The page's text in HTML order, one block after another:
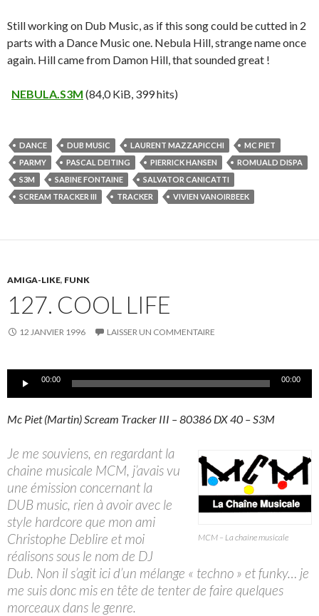
Still working on Dub Music, as if this song could be cutted in 2
parts with a Dance Music one. Nebula Hill, strange name once
again. Hill came from Damon Hill, that sounded great !
NEBULA.S3M (84,0 KiB, 399 hits)
DANCE DUB MUSIC LAURENT MAZZAPICCHI
MC PIET
PARMY
PASCAL DEITING PIERRICK HANSEN
ROMUALD DISPA
S3M
SABINE FONTAINE
SALVATOR CANICATTI
SCREAM TRACKER III
TRACKER VIVIEN VANOIRBEEK
AMIGA-LIKE, FUNK
127. COOL LIFE
12 JANVIER 1996 LAISSER UN COMMENTAIRE
Lecteur00:00 00:00
Mc Piet (Martin) Scream Tracker III – 80386 DX 40 – S3M
MCM – La chaine musicale
Je me souviens, en regardant la
chaine musicale MCM, j’avais vu
une émission concernant la
DUB music, rien à avoir avec le
style hardcore que mon ami
Christophe Deblire et moi
réalisons sous le nom de DJ
Dub. Non il s’agit ici d’un mélange « techno » et funky… je
me suis donc mis en tête de tenter de faire quelques
morceaux dans le genre.